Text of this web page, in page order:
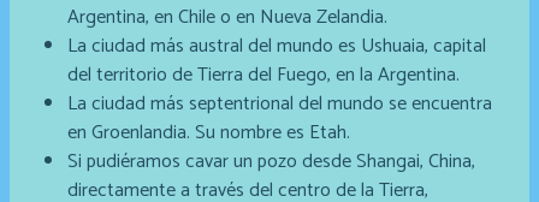
Argentina, en Chile o en Nueva Zelandia.
La ciudad más austral del mundo es Ushuaia, capital
del territorio de Tierra del Fuego, en la Argentina.
La ciudad más septentrional del mundo se encuentra
en Groenlandia. Su nombre es Etah.
Si pudiéramos cavar un pozo desde Shangai, China,
directamente a través del centro de la Tierra,